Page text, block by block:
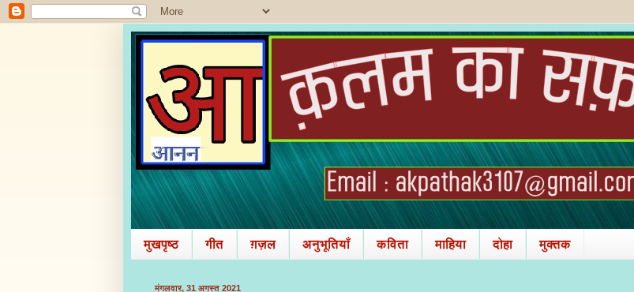
मुखपृष्ठ गीत ग़ज़ल अनुभूतियाँ कविता माहिया दोहा मुक्तक
मंगलवार, 31 अगस्त 2021